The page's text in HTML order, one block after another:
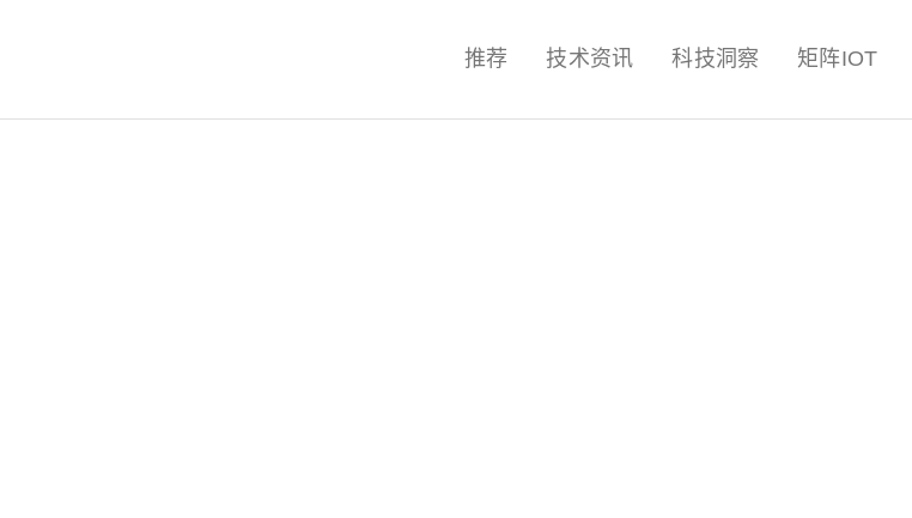
科技互联网,科技,资讯,动态,洞察,量子,计算,AI,人工智
推荐 技术资讯 科技洞察 矩阵IOT